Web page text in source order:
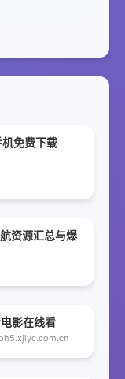
免费下载
资源汇总与爆
影在线看